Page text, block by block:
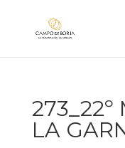
273_22º
LA